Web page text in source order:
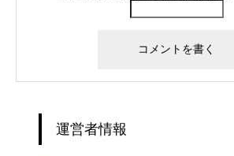
運営者情報